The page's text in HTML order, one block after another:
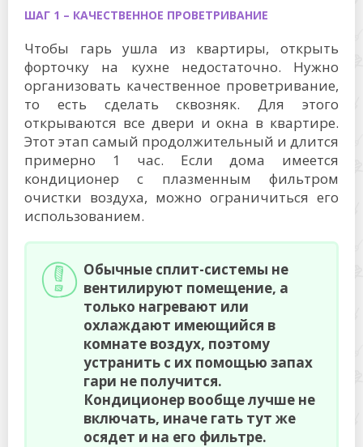
ШАГ 1 – КАЧЕСТВЕННОЕ ПРОВЕТРИВАНИЕ
Чтобы гарь ушла из квартиры, открыть
форточку на кухне недостаточно. Нужно
организовать качественное проветривание,
то есть сделать сквозняк. Для этого
открываются все двери и окна в квартире.
Этот этап самый продолжительный и длится
примерно 1 час. Если дома имеется
кондиционер с плазменным фильтром
очистки воздуха, можно ограничиться его
использованием.
Обычные сплит-системы не
вентилируют помещение, а
только нагревают или
охлаждают имеющийся в
комнате воздух, поэтому
устранить с их помощью запах
гари не получится.
Кондиционер вообще лучше не
включать, иначе гать тут же
осядет и на его фильтре.